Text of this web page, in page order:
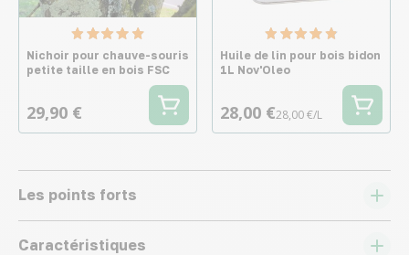
Nichoir pour chauve-souris
petite taille en bois FSC
29,90 €
Huile de lin pour bois bidon
1L Nov'Oleo
28,00 €28,00 €/L
Les points forts
Caractéristiques